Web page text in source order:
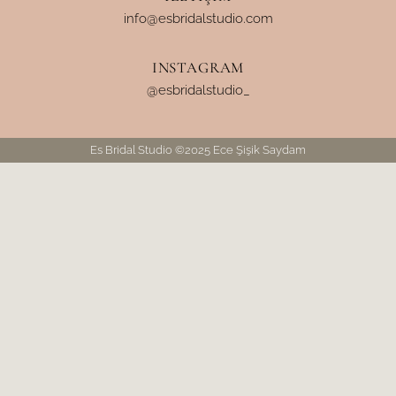
info@esbridalstudio.com
INSTAGRAM
@esbridalstudio_
Es Bridal Studio ©2025 Ece Şişik Saydam